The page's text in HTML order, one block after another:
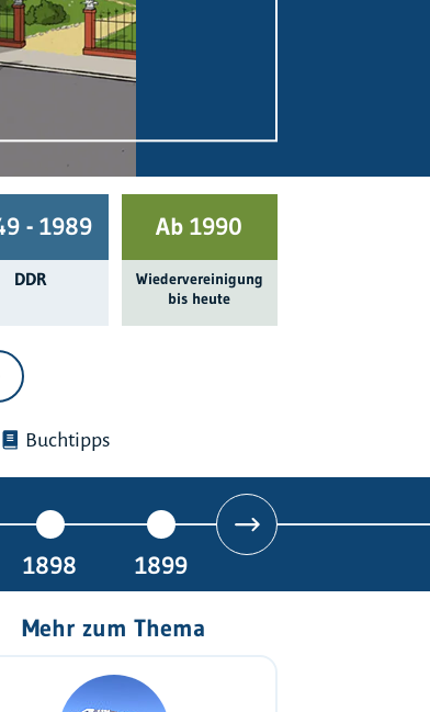
- 1989
DDR
Ab 1990
Wieder­ver­einigung
bis heute
Buchtipps
1898 1899
Mehr zum Thema